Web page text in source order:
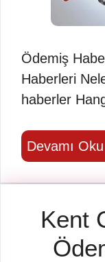
Ödemiş
Haberleri
haberler
Devamı
Kent